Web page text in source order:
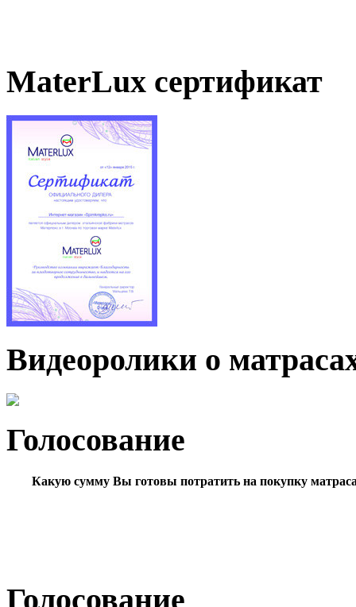
MaterLux сертификат
Видеоролики о
Голосование
Какую сумму Вы готовы потратить на покупку
Голосование